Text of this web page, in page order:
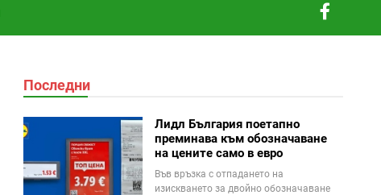
Последни
Лидл България поетапно
преминава към обозначаване
на цените само в евро
Във връзка с отпадането на
изискването за двойно обозначаване